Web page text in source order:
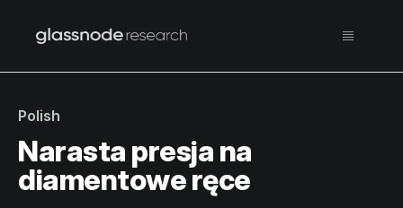
Polish
Narasta presja na
diamentowe ręce